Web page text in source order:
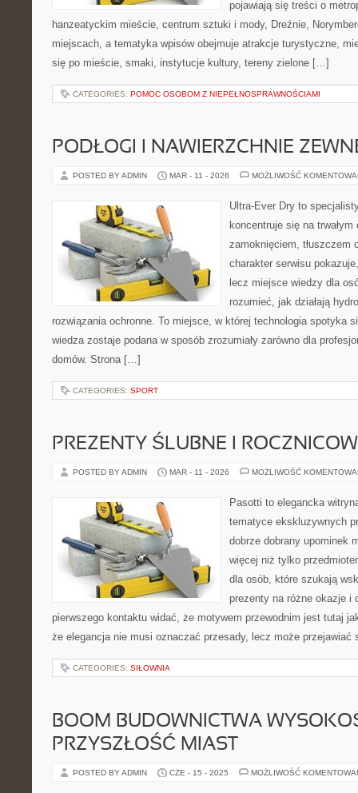
pojawiają się treści o
hanzeatyckim mieście, centrum sztuki i mody, Dreźnie,
miejscach, a tematyka wpisów obejmuje atrakcje turystyczne,
się po mieście, smaki, instytucje kultury, tereny zielone […]
CATEGORIES: POMOC OSOBOM Z NIEPEŁNOSPRAWNOŚCIAMI
PODŁOGI I NAWIERZCHNIE
POSTED BY ADMIN MAR - 11 - 2026 MOŻLIWOŚĆ
Ultra-Ever Dry to
koncentruje się na trwałym
zamoknięciem, tłuszczem
charakter serwisu
lecz miejsce wiedzy dla
rozumieć, jak działają
rozwiązania ochronne. To miejsce, w której technologia spotyka
wiedza zostaje podana w sposób zrozumiały zarówno dla
domów. Strona […]
CATEGORIES: SPORT
PREZENTY ŚLUBNE I
POSTED BY ADMIN MAR - 11 - 2026 MOŻLIWOŚĆ
Pasotti to elegancka
tematyce ekskluzywnych
dobrze dobrany upominek
więcej niż tylko
dla osób, które szukają
prezenty na różne okazje i
pierwszego kontaktu widać, że motywem przewodnim jest tutaj
że elegancja nie musi oznaczać przesady, lecz może
CATEGORIES: SIŁOWNIA
BOOM BUDOWNICTWA
PRZYSZŁOŚĆ MIAST
POSTED BY ADMIN CZE - 15 - 2025 MOŻLIWOŚĆ